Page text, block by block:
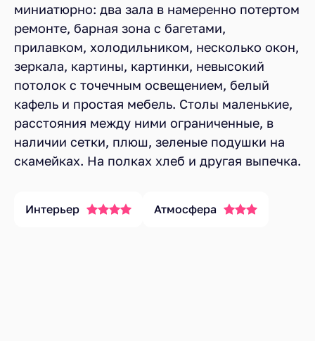
миниатюрно: два зала в намеренно потертом
ремонте, барная зона с багетами,
прилавком, холодильником, несколько окон,
зеркала, картины, картинки, невысокий
потолок с точечным освещением, белый
кафель и простая мебель. Столы маленькие,
расстояния между ними ограниченные, в
наличии сетки, плюш, зеленые подушки на
скамейках. На полках хлеб и другая выпечка.
Интерьер Атмосфера